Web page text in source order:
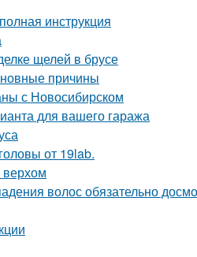
инструкция
щелей в брусе
причины
с Новосибирском
для вашего гаража
от 19lab.
волос обязательно